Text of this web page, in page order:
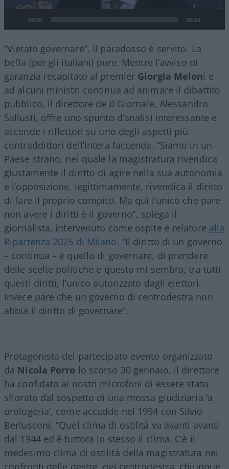
00:00 03:59
“Vietato governare”. Il paradosso è servito. La
beffa (per gli italiani) pure. Mentre l’avviso di
garanzia recapitato al premier Giorgia Meloni e
ad alcuni ministri continua ad animare il dibattito
pubblico, il direttore de Il Giornale, Alessandro
Sallusti, offre uno spunto d’analisi interessante e
accende i riflettori su uno degli aspetti più
contraddittori dell’intera faccenda. “Siamo in un
Paese strano, nel quale la magistratura rivendica
giustamente il diritto di agire nella sua autonomia
e l’opposizione, legittimamente, rivendica il diritto
di fare il proprio compito. Ma qui l’unico che pare
non avere i diritti è il governo”, spiega il
giornalista, intervenuto come ospite e relatore alla
Ripartenza 2025 di Milano. “Il diritto di un governo
– continua – è quello di governare, di prendere
delle scelte politiche e questo mi sembra, tra tutti
questi diritti, l’unico autorizzato dagli elettori.
Invece pare che un governo di centrodestra non
abbia il diritto di governare”.
Protagonista del partecipato evento organizzato
da Nicola Porro lo scorso 30 gennaio, il direttore
ha confidato ai nostri microfoni di essere stato
sfiorato dal sospetto di una mossa giudiziaria ‘a
orologeria’, come accadde nel 1994 con Silvio
Berlusconi. “Quel clima di ostilità va avanti avanti
dal 1944 ed è tuttora lo stesso il clima. C’è il
medesimo clima di ostilità della magistratura nei
confronti delle destre, del centrodestra, chiunque